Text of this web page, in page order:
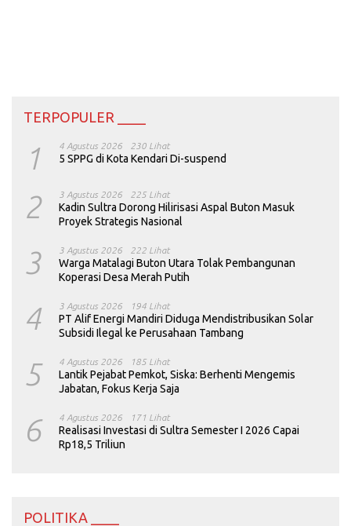
TERPOPULER ____
1 4 Agustus 2026 230 Lihat
5 SPPG di Kota Kendari Di-suspend
2 3 Agustus 2026 225 Lihat
Kadin Sultra Dorong Hilirisasi Aspal Buton Masuk
Proyek Strategis Nasional
3 3 Agustus 2026 222 Lihat
Warga Matalagi Buton Utara Tolak Pembangunan
Koperasi Desa Merah Putih
4 3 Agustus 2026 194 Lihat
PT Alif Energi Mandiri Diduga Mendistribusikan Solar
Subsidi Ilegal ke Perusahaan Tambang
5 4 Agustus 2026 185 Lihat
Lantik Pejabat Pemkot, Siska: Berhenti Mengemis
Jabatan, Fokus Kerja Saja
6 4 Agustus 2026 171 Lihat
Realisasi Investasi di Sultra Semester I 2026 Capai
Rp18,5 Triliun
POLITIKA ____